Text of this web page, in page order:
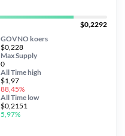
$0,2292
GOVNO koers
$0,228
Max Supply
0
All Timehigh
$1,97
88,45%
All Time low
$0,2151
5,97%